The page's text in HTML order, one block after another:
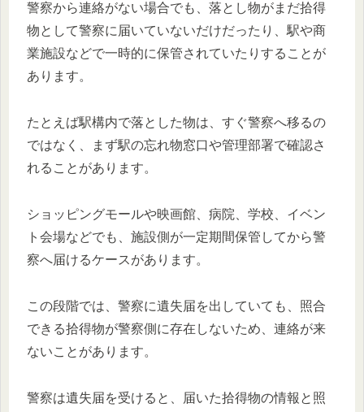
警察から連絡がない場合でも、落とし物がまだ拾得
物として警察に届いていないだけだったり、駅や商
業施設などで一時的に保管されていたりすることが
あります。
たとえば駅構内で落とした物は、すぐ警察へ移るの
ではなく、まず駅の忘れ物窓口や管理部署で確認さ
れることがあります。
ショッピングモールや映画館、病院、学校、イベン
ト会場などでも、施設側が一定期間保管してから警
察へ届けるケースがあります。
この段階では、警察に遺失届を出していても、照合
できる拾得物が警察側に存在しないため、連絡が来
ないことがあります。
警察は遺失届を受けると、届いた拾得物の情報と照